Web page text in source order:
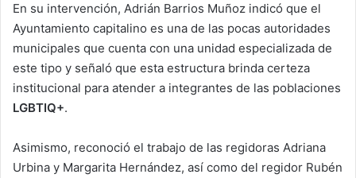
En su intervención, Adrián Barrios Muñoz indicó que el
Ayuntamiento capitalino es una de las pocas autoridades
municipales que cuenta con una unidad especializada de
este tipo y señaló que esta estructura brinda certeza
institucional para atender a integrantes de las poblaciones
LGBTIQ+.
Asimismo, reconoció el trabajo de las regidoras Adriana
Urbina y Margarita Hernández, así como del regidor Rubén